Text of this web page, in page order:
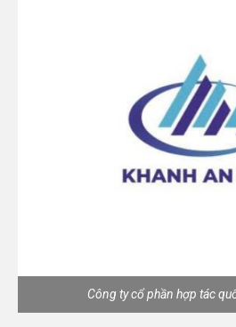
Công ty cổ phần hợp tác